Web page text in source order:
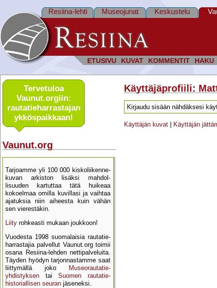
ETUSIVU KUVAT KOMMENTIT HAKU
Resiina-lehti Museojunat Keskustelu
Tervetuloa
Vaunut.orgiin:
rautatie­harrastajan
ykkös­paikkaan!
Vaunut.org
Tarjoamme yli 100 000 kisko­liikenne­
kuvan arkiston lisäksi mahdol­
lisuuden kartu­ttaa tätä huikeaa
kokoelmaa omilla kuvillasi ja vaihtaa
ajatuksia niin aiheesta kuin vähän
sen vierestäkin.
Liity rohkeasti mukaan joukkoon!
Vuodesta 1998 suomalaisia rautatie­
harrastajia palvellut Vaunut.org toimii
osana Resiina-lehden netti­palveluita.
Täyden hyödyn tarjon­nastamme saat
liittymällä joko
Museo­rautatie­
yhdistyksen tai Suomen rautatie­
historial­lisen seuran jäseneksi.
Käyttäjäprofiili:
Kirjaudu sisään nähdäksesi
Käyttäjän kuvat Käyttäjän